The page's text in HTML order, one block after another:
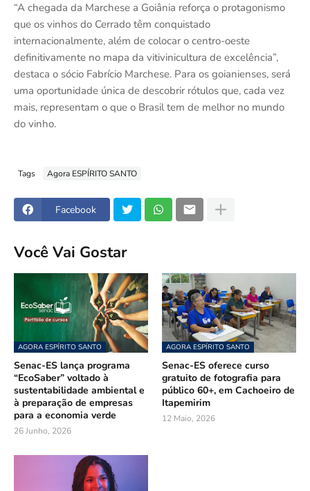
“A chegada da Marchese a Goiânia reforça o protagonismo
que os vinhos do Cerrado têm conquistado
internacionalmente, além de colocar o centro-oeste
definitivamente no mapa da vitivinicultura de excelência”,
destaca o sócio Fabrício Marchese. Para os goianienses, será
uma oportunidade única de descobrir rótulos que, cada vez
mais, representam o que o Brasil tem de melhor no mundo
do vinho.
Tags Agora ESPÍRITO SANTO
Facebook
Você Vai Gostar
AGORA ESPÍRITO SANTO
Senac-ES lança programa
“EcoSaber” voltado à
sustentabilidade ambiental e
à preparação de empresas
para a economia verde
26 Junho, 2026
AGORA ESPÍRITO SANTO
Senac-ES oferece curso
gratuito de fotografia para
público 60+, em Cachoeiro de
Itapemirim
12 Maio, 2026